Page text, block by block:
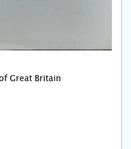
Great Britain